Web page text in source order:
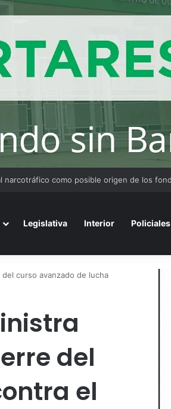
en la misa de San Cayetano
Legislativa Interior Policiales
curso avanzado de lucha
del
el